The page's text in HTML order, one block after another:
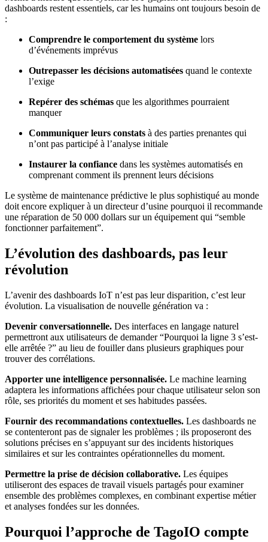
dashboards restent essentiels, car les humains ont toujours besoin de
:
Comprendre le comportement du système lors
d’événements imprévus
Outrepasser les décisions automatisées quand le contexte
l’exige
Repérer des schémas que les algorithmes pourraient
manquer
Communiquer leurs constats à des parties prenantes qui
n’ont pas participé à l’analyse initiale
Instaurer la confiance dans les systèmes automatisés en
comprenant comment ils prennent leurs décisions
Le système de maintenance prédictive le plus sophistiqué au monde
doit encore expliquer à un directeur d’usine pourquoi il recommande
une réparation de 50 000 dollars sur un équipement qui “semble
fonctionner parfaitement”.
L’évolution des dashboards, pas leur
révolution
L’avenir des dashboards IoT n’est pas leur disparition, c’est leur
évolution. La visualisation de nouvelle génération va :
Devenir conversationnelle. Des interfaces en langage naturel
permettront aux utilisateurs de demander “Pourquoi la ligne 3 s’est-
elle arrêtée ?” au lieu de fouiller dans plusieurs graphiques pour
trouver des corrélations.
Apporter une intelligence personnalisée. Le machine learning
adaptera les informations affichées pour chaque utilisateur selon son
rôle, ses priorités du moment et ses habitudes passées.
Fournir des recommandations contextuelles. Les dashboards ne
se contenteront pas de signaler les problèmes ; ils proposeront des
solutions précises en s’appuyant sur des incidents historiques
similaires et sur les contraintes opérationnelles du moment.
Permettre la prise de décision collaborative. Les équipes
utiliseront des espaces de travail visuels partagés pour examiner
ensemble des problèmes complexes, en combinant expertise métier
et analyses fondées sur les données.
Pourquoi l’approche de TagoIO compte